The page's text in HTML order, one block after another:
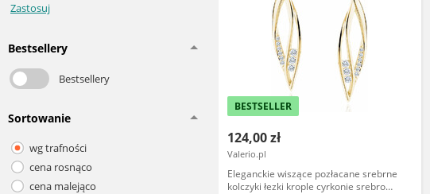
Zastosuj
Bestsellery
Bestsellery
Sortowanie
wg trafności
cena rosnąco
cena malejąco
BESTSELLER
124,00 zł
Valerio.pl
Eleganckie wiszące pozłacane srebrne
kolczyki łezki krople cyrkonie srebro